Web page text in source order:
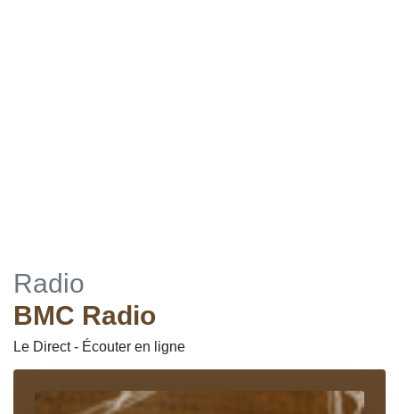
Radio
BMC Radio
Le Direct - Écouter en ligne